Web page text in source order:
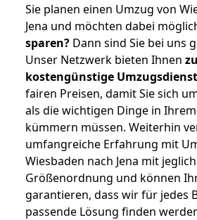
Sie planen einen Umzug von
Jena und möchten dabei
sparen? Dann sind Sie bei uns
Unser Netzwerk bieten Ihnen
kostengünstige
fairen Preisen, damit Sie sich
als die wichtigen Dinge in
kümmern müssen. Weiterhin
umfangreiche Erfahrung mit
Wiesbaden nach Jena mit
Größenordnung und können
garantieren, dass wir für jedes
passende Lösung finden